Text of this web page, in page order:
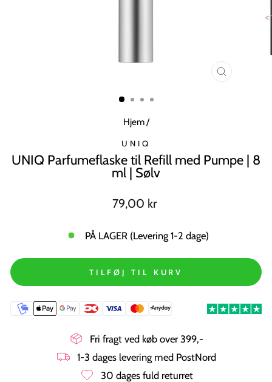
LUK
Hjem/
UNIQ
UNIQ Parfumeflaske til Refill med Pumpe | 8
ml | Sølv
Normal
79,00 kr
PÅ LAGER (Levering 1-2 dage)
TILFØJ TIL KURV
Fri fragt ved køb over 399,-
1-3 dages levering med PostNord
30 dages fuld returret